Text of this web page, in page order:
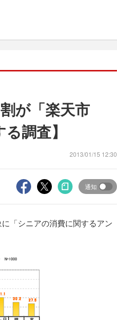
が「楽天市
調査】
2013/01/15 12:30
通知
「シニアの消費に関するアン